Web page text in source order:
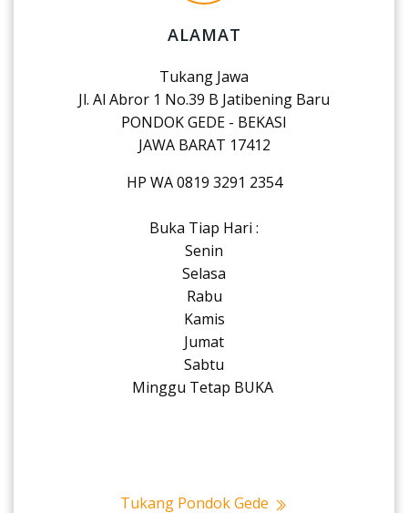
ALAMAT
Tukang Jawa
Jl. Al Abror 1 No.39 B Jatibening Baru
PONDOK GEDE - BEKASI
JAWA BARAT 17412
HP WA 0819 3291 2354
Buka Tiap Hari :
Senin
Selasa
Rabu
Kamis
Jumat
Sabtu
Minggu Tetap BUKA
Tukang Pondok Gede